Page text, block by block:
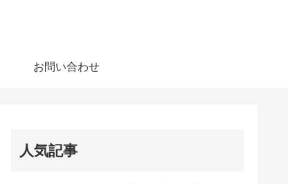
お問い合わせ
人気記事